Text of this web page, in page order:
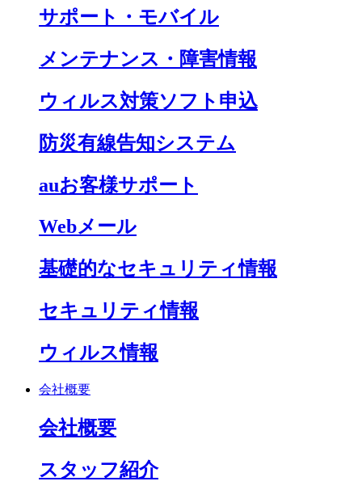
サポート・モバイル
メンテナンス・障害情報
ウィルス対策ソフト申込
防災有線告知システム
auお客様サポート
Webメール
基礎的なセキュリティ情報
セキュリティ情報
ウィルス情報
会社概要
会社概要
スタッフ紹介